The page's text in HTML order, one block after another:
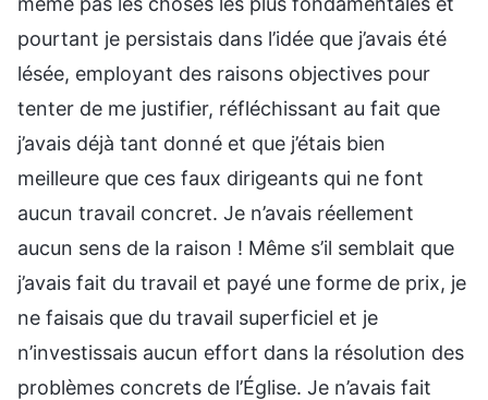
pourtant je persistais dans l’idée que j’avais été
lésée, employant des raisons objectives pour
tenter de me justifier, réfléchissant au fait que
j’avais déjà tant donné et que j’étais bien
meilleure que ces faux dirigeants qui ne font
aucun travail concret. Je n’avais réellement
aucun sens de la raison ! Même s’il semblait que
j’avais fait du travail et payé une forme de prix, je
ne faisais que du travail superficiel et je
n’investissais aucun effort dans la résolution des
problèmes concrets de l’Église. Je n’avais fait